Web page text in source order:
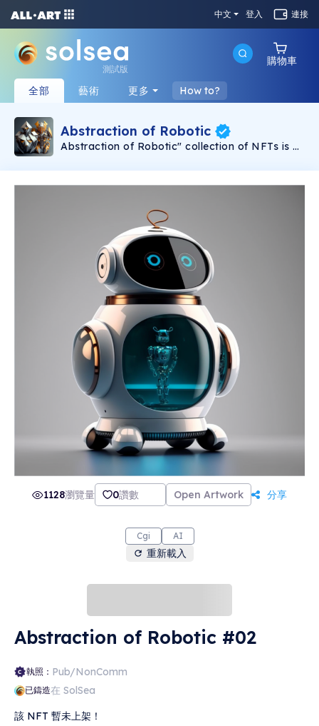
中文 登入 連接
測試版
購物車
全部 藝術 更多 How to?
Abstraction of Robotic
Abstraction of Robotic" collection of NFTs is a
art.
1128瀏覽量 0讚數 Open Artwork 分享
Cgi AI
重新載入
Abstraction of Robotic #02
執照： Pub/NonComm
已鑄造在 SolSea
該 NFT 暫未上架！